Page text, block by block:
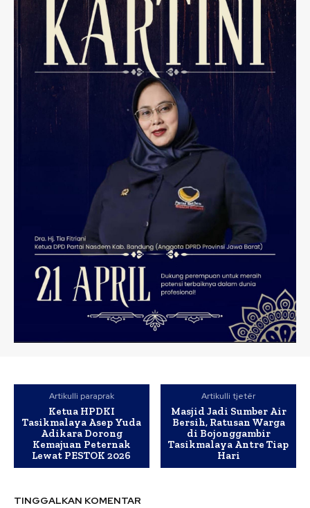
Artikulli paraprak
Ketua HPDKI
Tasikmalaya Asep Yuda
Adikara Dorong
Kemajuan Peternak
Lewat PESTOK 2026
Artikulli tjetër
Masjid Jadi Sumber Air
Bersih, Ratusan Warga
di Bojonggambir
Tasikmalaya Antre Tiap
Hari
TINGGALKAN KOMENTAR